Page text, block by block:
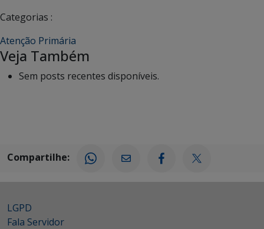
Categorias :
Atenção Primária
Veja Também
Sem posts recentes disponíveis.
Compartilhe:
LGPD
Fala Servidor